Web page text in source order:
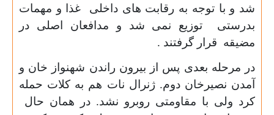
شد و با توجه به رقابت های داخلی غذا و مهمات
بدرستی توزیع نمی شد و مدافعان اصلی در
مضیقه قرار گرفتند .
در مرحله بعدی پس از بیرون راندن شهنواز خان و
آمدن نصیرخان دوم. ژنرال نات هم به کلات حمله
کرد ولی با مقاومتی روبرو نشد. در همان حال